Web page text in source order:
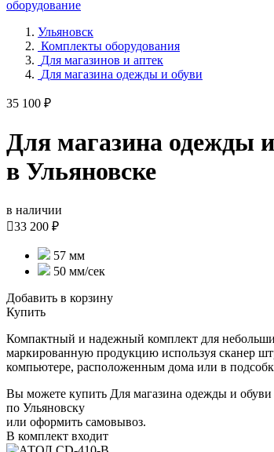
оборудование
Ульяновск
Комплекты оборудования
Для магазинов и аптек
Для магазина одежды и обуви
35 100 ₽
Для магазина одежды
в Ульяновске
в наличии
33 200 ₽
57 мм
50 мм/сек
Добавить в корзину
Купить
Компактный и надежный комплект для
маркированную продукцию используя сканер
компьютере, расположенным дома или в
Вы можете купить Для магазина одежды и
по Ульяновску
или оформить самовывоз.
В комплект входит